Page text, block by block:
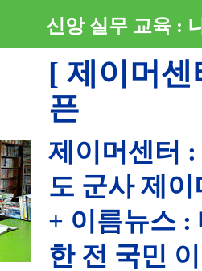
신앙 실무 교육 :
[ 제이머센
픈
제이머센터
도 군사 제
+ 이름뉴스 :
한 전 국민